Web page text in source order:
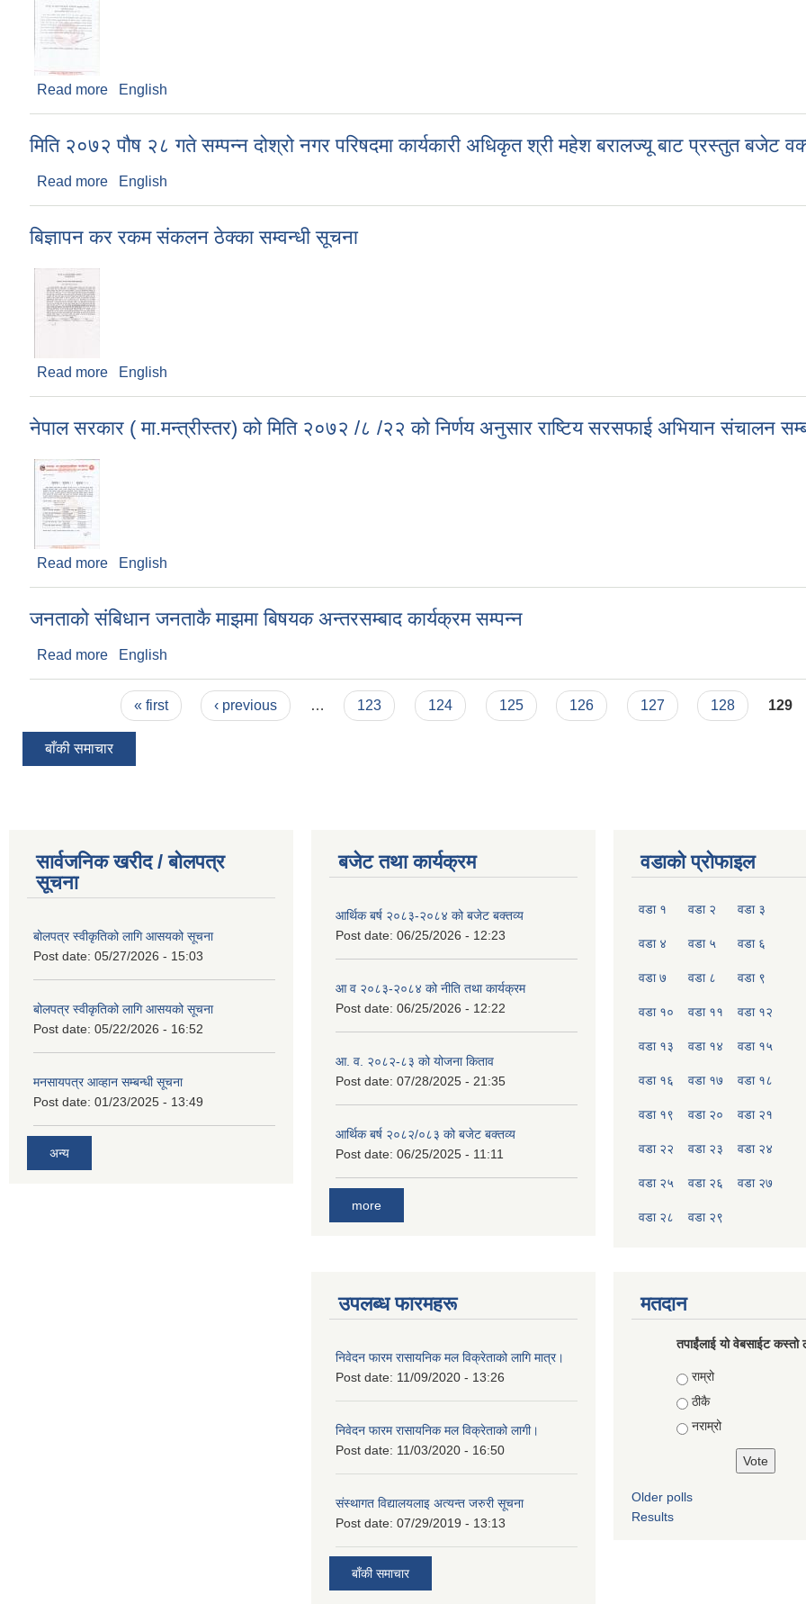
Read more about सार्बजनिक सुनुवाई कार्यक्रम को सूचना प्रकासन गरिएको
English
मिति २०७२ पौष २८ गते सम्पन्न दोश्रो नगर परिषदमा कार्यकारी अधिकृत श्री महेश बरालज्यू बाट प्रस्तुत बजेट
Read more about मिति २०७२ पौष २८ गते सम्पन्न दोश्रो नगर परिषदमा कार्यकारी अधिकृत श्री महेश बरालज्यू बाट प्रस्तुत बजेट वक्तव्य
English
बिज्ञापन कर रकम संकलन ठेक्का सम्वन्धी सूचना
Read more about बिज्ञापन कर रकम संकलन ठेक्का सम्वन्धी सूचना
English
नेपाल सरकार ( मा.मन्त्रीस्तर) को मिति २०७२ /८ /२२ को निर्णय अनुसार राष्टिय सरसफाई अभियान संचालन
Read more about नेपाल सरकार ( मा.मन्त्रीस्तर) को मिति २०७२ /८ /२२ को निर्णय अनुसार राष्टिय सरसफाई अभियान संचालन सम्बन्धी भरतपुर उप-
English
जनताको संबिधान जनताकै माझमा बिषयक अन्तरसम्बाद कार्यक्रम सम्पन्न
Read more about जनताको संबिधान जनताकै माझमा बिषयक अन्तरसम्बाद कार्यक्रम सम्पन्न
English
« first ‹ previous … 123 124 125 126 127 128 129
बाँकी समाचार
सार्वजनिक खरीद / बोलपत्र
सूचना
बोलपत्र स्वीकृतिको लागि आसयको सूचना
Post date: 05/27/2026 - 15:03
बोलपत्र स्वीकृतिको लागि आसयको सूचना
Post date: 05/22/2026 - 16:52
मनसायपत्र आव्हान सम्बन्धी सूचना
Post date: 01/23/2025 - 13:49
अन्य
बजेट तथा कार्यक्रम
आर्थिक बर्ष २०८३-२०८४ को बजेट बक्तव्य
Post date: 06/25/2026 - 12:23
आ व २०८३-२०८४ को नीति तथा कार्यक्रम
Post date: 06/25/2026 - 12:22
आ. व. २०८२-८३ को योजना किताव
Post date: 07/28/2025 - 21:35
आर्थिक बर्ष २०८२/०८३ को बजेट बक्तव्य
Post date: 06/25/2025 - 11:11
more
वडाको प्रोफाइल
वडा १ वडा २ वडा ३
वडा ४ वडा ५ वडा ६
वडा ७ वडा ८ वडा ९
वडा १० वडा ११ वडा १२
वडा १३ वडा १४ वडा १५
वडा १६ वडा १७ वडा १८
वडा १९ वडा २० वडा २१
वडा २२ वडा २३ वडा २४
वडा २५ वडा २६ वडा २७
वडा २८ वडा २९
उपलब्ध फारमहरू
निवेदन फारम रासायनिक मल विक्रेताको लागि मात्र।
Post date: 11/09/2020 - 13:26
निवेदन फारम रासायनिक मल विक्रेताको लागी।
Post date: 11/03/2020 - 16:50
संस्थागत विद्यालयलाइ अत्यन्त जरुरी सूचना
Post date: 07/29/2019 - 13:13
बाँकी समाचार
मतदान
तपाईंलाई यो वेबसाईट कस्तो
Choices
राम्रो
ठीकै
नराम्रो
Older polls
Results